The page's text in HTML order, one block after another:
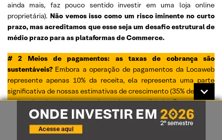
ainda mais, faz pouco sentido investir em uma loja online
proprietária). Não vemos isso como um risco iminente no curto
prazo, mas acreditamos que esse seja um desafio estrutural de
médio prazo para as plataformas de Commerce.
# 2 Meios de pagamentos: as taxas de cobrança são
sustentáveis? Embora a operação de pagamentos da Locaweb
represente apenas 10% da receita, ela representa uma parte
significativa de nossas estimativas de crescimento (35% de nossa
estimativa de crescimento de receita consolidado). Dessa forma,
alguns investidores levantaram preocupações em relação à
sustentabilidade da taxa de cobrança (
take-rate) de ~6%
cobrada na plataforma de pagamento da empresa (Yapay).